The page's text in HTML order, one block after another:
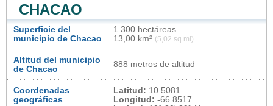
CHACAO
Superficie del
municipio de Chacao
1 300 hectáreas
13,00 km² (5,02 sq mi)
Altitud del municipio
de Chacao
888 metros de altitud
Coordenadas
geográficas
Latitud: 10.5081
Longitud: -66.8517